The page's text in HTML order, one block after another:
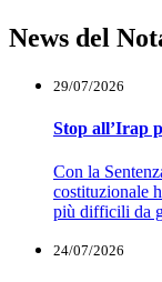
News del
29/07/2026
Stop all’Irap
Con la
costituzionale
più difficili da
24/07/2026